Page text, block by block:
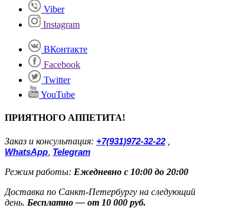
Viber
Instagram
ВКонтакте
Facebook
Twitter
YouTube
ПРИЯТНОГО АППЕТИТА!
Заказ и консультация: +7(931)972-32-22,
WhatsApp Telegram
Режим работы: Ежедневно с 10:00 до 20:00
Доставка по Санкт-Петербургу на следующий
день. Бесплатно — от 10 000 руб.